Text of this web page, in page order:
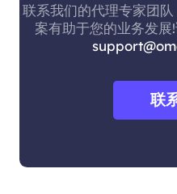
联系我们的代理专家团
案有助于您的业务发
联